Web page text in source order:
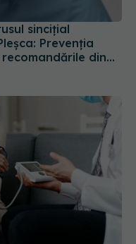
Prevenția
din